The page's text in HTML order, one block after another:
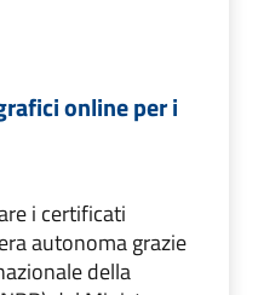
online per i
i certificati
autonoma grazie
della